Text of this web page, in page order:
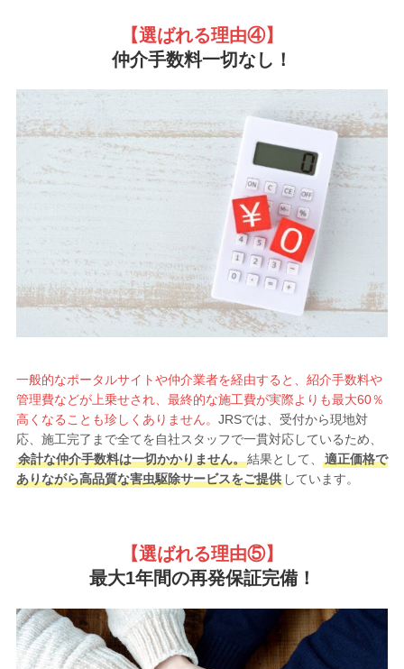
【選ばれる理由④】
仲介手数料一切なし！
一般的なポータルサイトや仲介業者を経由すると、紹介手数料や
管理費などが上乗せされ、最終的な施工費が実際よりも最大60％
高くなることも珍しくありません。 JRSでは、受付から現地対
応、施工完了まで全てを自社スタッフで一貫対応しているため、
余計な仲介手数料は一切かかりません。結果として、
適正価格で
ありながら高品質な害虫駆除サービスをご提供しています。
【選ばれる理由⑤】
最大1年間の再発保証完備！